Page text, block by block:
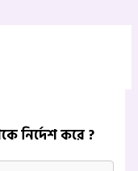
নির্দেশ করে ?